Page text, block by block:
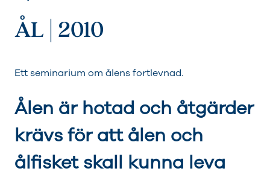
ÅL | 2010
Ett seminarium om ålens fortlevnad.
Ålen är hotad och åtgärder
krävs för att ålen och
ålfisket skall kunna leva